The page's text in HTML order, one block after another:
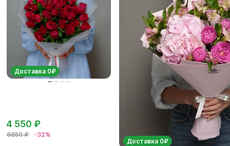
Доставка 0₽
6650 ₽ -32%
4 550 ₽
Доставка 0₽